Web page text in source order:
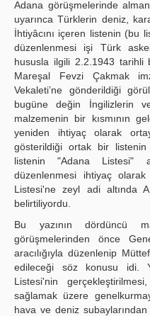
Adana görüşmelerinde
uyarınca Türklerin deniz,
İhtiyâcını içeren listenin (bu
düzenlenmesi işi Türk
hususla ilgili 2.2.1943 tarihli
Mareşal Fevzi Çakmak
Vekaleti’ne gönderildiği
bugüne değin İngilizlerin
malzemenin bir kısmının
yeniden ihtiyaç olarak
gösterildiği ortak bir
listenin "Adana Listesi"
düzenlenmesi ihtiyaç
Listesi'ne zeyl adi altında
belirtiliyordu.
Bu yazının dördüncü
görüşmelerinden önce
aracılığıyla düzenlenip
edileceği söz konusu idi.
Listesi'nin
sağlamak üzere
hava ve deniz